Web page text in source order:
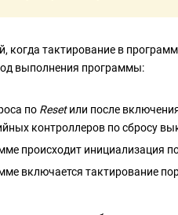
когда тактирование в
выполнения программы:
по Resetили после
контроллеров по сбросу
происходит инициализация
включается тактирование